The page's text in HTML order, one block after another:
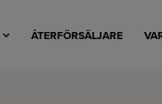
ÅTERFÖRSÄLJARE